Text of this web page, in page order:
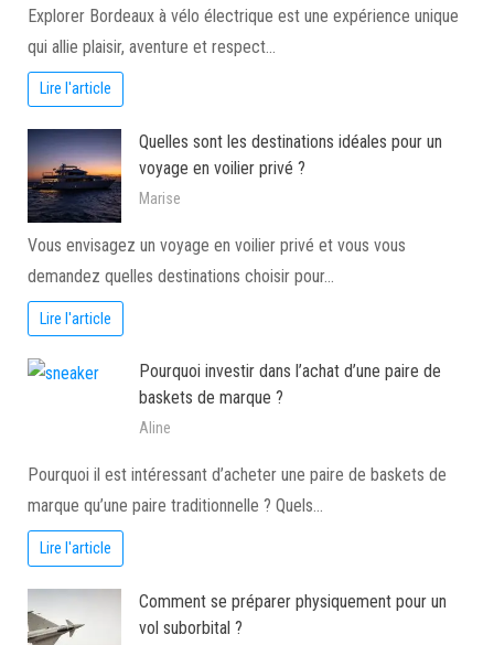
Explorer Bordeaux à vélo électrique est une expérience unique
qui allie plaisir, aventure et respect…
Lire l'article
Quelles sont les destinations idéales pour un
voyage en voilier privé ?
Marise
Vous envisagez un voyage en voilier privé et vous vous
demandez quelles destinations choisir pour…
Lire l'article
Pourquoi investir dans l’achat d’une paire de
baskets de marque ?
Aline
Pourquoi il est intéressant d’acheter une paire de baskets de
marque qu’une paire traditionnelle ? Quels…
Lire l'article
Comment se préparer physiquement pour un
vol suborbital ?